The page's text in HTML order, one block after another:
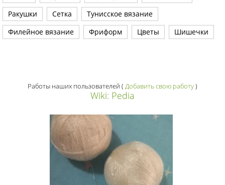
Ракушки
Сетка
Тунисское вязание
Филейное вязание
Фриформ Цветы Шишечки
Работы наших пользователей ( Добавить свою работу)
Wiki: Pedia